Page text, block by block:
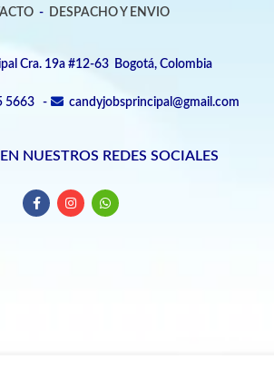
- DESPACHO Y ENVIO
Cra. 19a #12-63 Bogotá, Colombia
5663 - candyjobsprincipal@gmail.com
NUESTROS REDES SOCIALES